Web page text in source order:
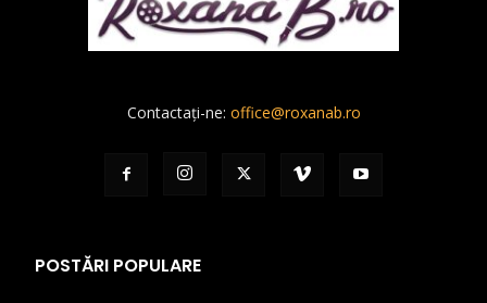
Contactați-ne: office@roxanab.ro
POSTĂRI POPULARE